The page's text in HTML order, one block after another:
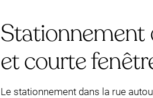
Stationnement
et courte
Le stationnement dans la rue